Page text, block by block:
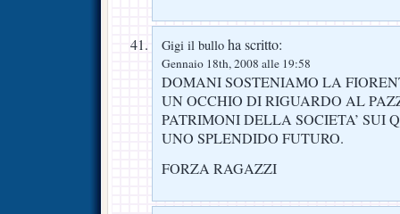
Gigi il bullo ha scritto:
Gennaio 18th, 2008 alle 19:58
DOMANI SOSTENIAMO LA
UN OCCHIO DI RIGUARDO AL
PATRIMONI DELLA SOCIETA’ SUI
UNO SPLENDIDO FUTURO.
FORZA RAGAZZI